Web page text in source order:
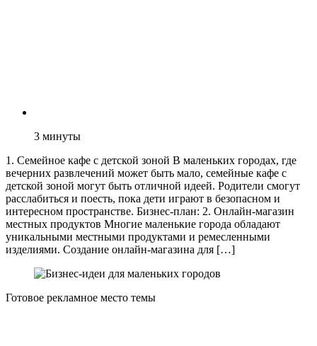
3 минуты
1. Семейное кафе с детской зоной В маленьких городах, где
вечерних развлечений может быть мало, семейные кафе с
детской зоной могут быть отличной идеей. Родители смогут
расслабиться и поесть, пока дети играют в безопасном и
интересном пространстве. Бизнес-план: 2. Онлайн-магазин
местных продуктов Многие маленькие города обладают
уникальными местными продуктами и ремесленными
изделиями. Создание онлайн-магазина для […]
Готовое рекламное место темы